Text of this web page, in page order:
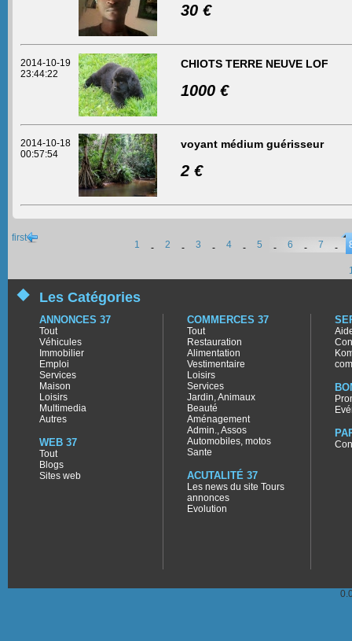
30 €
2014-10-19
23:44:22
CHIOTS TERRE NEUVE LOF
1000 €
2014-10-18
00:57:54
voyant médium guérisseur
2 €
first
1 - 2 - 3 - 4 - 5 - 6 - 7 -
Les Catégories
ANNONCES 37
Tout
Véhicules
Immobilier
Emploi
Services
Maison
Loisirs
Multimedia
Autres
WEB 37
Tout
Blogs
Sites web
COMMERCES 37
Tout
Restauration
Alimentation
Vestimentaire
Loisirs
Services
Jardin, Animaux
Beauté
Aménagement
Admin., Assos
Automobiles, motos
Sante
ACUTALITÉ 37
Les news du site Tours
annonces
Evolution